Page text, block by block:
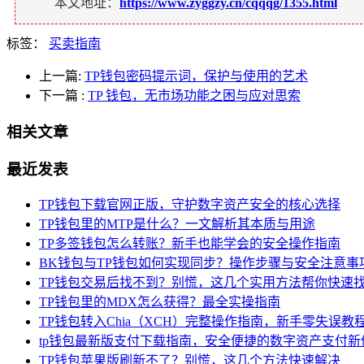
本文地址： https://www.zyggzy.cn/cqqqg/1355.html
标签： 买卖指南
上一篇: TP钱包密码提示词，保护与使用的艺术
下一篇 : TP 钱包，无市场功能之困与应对思索
相关文章
最近发表
TP钱包下载官网正版，守护数字资产安全的核心选择
TP钱包里的MTP是什么？一文解析其本质与用途
TP多签钱包怎么转账？新手也能学会的安全操作指南
BK钱包与TP钱包如何实现同步？操作步骤与安全注意事
TP钱包交易后找不到？别慌，这几个实用方法帮你快速
TP钱包里的MDX怎么获得？最全实操指南
TP钱包转入Chia（XCH）完整操作指南，新手零失误教
tp钱包最新版支付下载指南，安全便捷的数字资产支付新
TP钱包苹果版刷新不了？别慌，这几个方法快速解决